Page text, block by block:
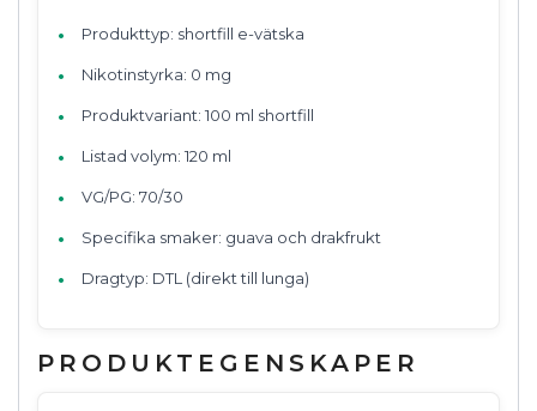
Produkttyp: shortfill e-vätska
Nikotinstyrka: 0 mg
Produktvariant: 100 ml shortfill
Listad volym: 120 ml
VG/PG: 70/30
Specifika smaker: guava och drakfrukt
Dragtyp: DTL (direkt till lunga)
PRODUKTEGENSKAPER